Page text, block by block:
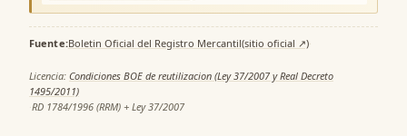
Fuente:Boletin Oficial del Registro Mercantil(sitio oficial ↗)·
Licencia: Condiciones BOE de reutilizacion (Ley 37/2007 y Real Decreto
1495/2011)
·RD 1784/1996 (RRM) + Ley 37/2007